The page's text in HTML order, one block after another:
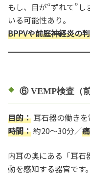
もし、目が“ずれて”
いる可能性あり。
BPPVや前庭神経炎の
⑥ VEMP検査（
目的：耳石器の働き
時間：約20〜30分／
内耳の奥にある「耳
動を感知する器官です。